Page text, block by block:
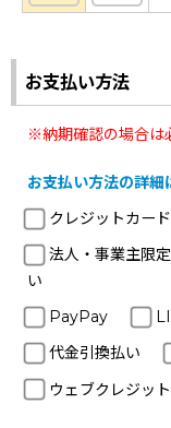
お支払い方法
※納期確認の場合は
お支払い方法の詳細
クレジットカー
法人・事業主限
い
PayPay
代金引換払い
ウェブクレジッ